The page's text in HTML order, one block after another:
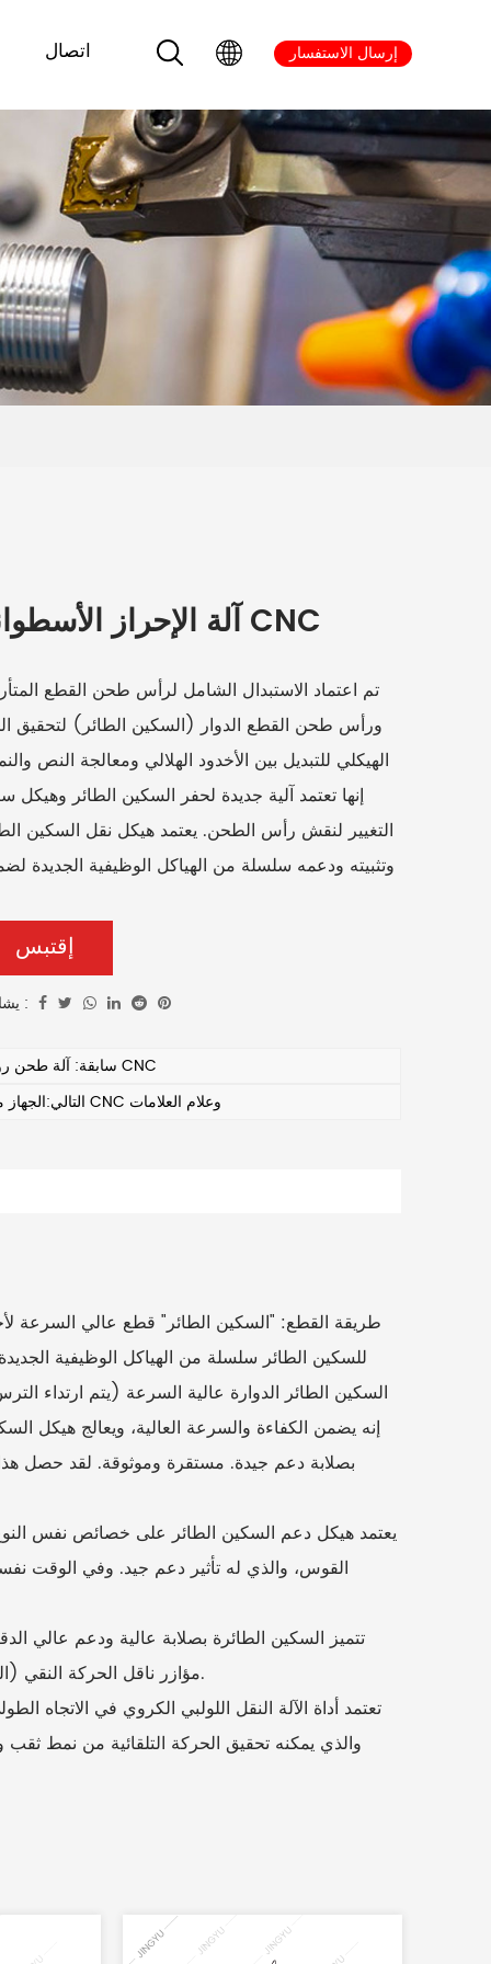
اتصال إرسال الاستفسار
آلة الإحراز الأسطوانة CNC
تم اعتماد الاستبدال الشامل لرأس طحن القطع
ورأس طحن القطع الدوار (السكين الطائر) لتحقيق
الهيكلي للتبديل بين الأخدود الهلالي ومعالجة النص
إنها تعتمد آلية جديدة لحفر السكين الطائر وهيكل
التغيير لنقش رأس الطحن. يعتمد هيكل نقل السكين
وتثبيته ودعمه سلسلة من الهياكل الوظيفية الجديدة
إقتبس
يشارك :
سابقة: آلة طحن رول CNC
التالي:الجهاز من CNC وعلام العلامات
طريقة القطع:
للسكين الطائر سلسلة من الهياكل الوظيفية
السكين الطائر الدوارة عالية السرعة (يتم ارتداء
إنه يضمن الكفاءة والسرعة العالية، ويعالج هيكل
بصلابة دعم جيدة. مستقرة وموثوقة. لقد حصل
القوس، والذي له تأثير دعم جيد. وفي الوقت
مؤازر ناقل الحركة النقي (المستوى 6 الدقة، الأرض)، مع دقة نقل عالية، وصلابة عالية، ونعومة.